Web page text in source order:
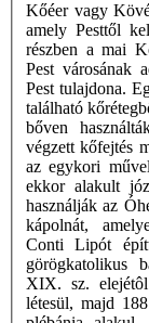
Kőéer vagy
amely Pesttől
részben a mai
Pest városának
Pest tulajdona.
található
bőven
végzett kőfejtés
az egykori
ekkor alakult
használják az
kápolnát,
Conti Lipót
görögkatolikus
XIX. sz. elejétôl
létesül, majd